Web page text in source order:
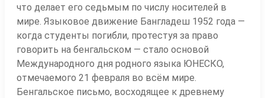
что делает его седьмым по числу носителей в
мире. Языковое движение Бангладеш 1952 года —
когда студенты погибли, протестуя за право
говорить на бенгальском — стало основой
Международного дня родного языка ЮНЕСКО,
отмечаемого 21 февраля во всём мире.
Бенгальское письмо, восходящее к древнему